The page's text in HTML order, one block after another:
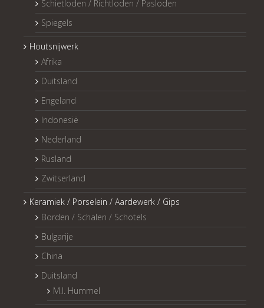
Schietloden / Richtloden / Pasloden
Spiegels
Houtsnijwerk
Afrika
Duitsland
Engeland
Indonesië
Nederland
Rusland
Zwitserland
Keramiek / Porselein / Aardewerk / Gips
Borden / Schalen / Schotels
Bulgarije
China
Duitsland
M.I. Hummel